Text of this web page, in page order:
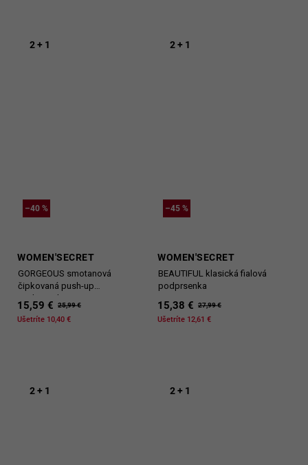
2 + 1
–40 %
WOMEN'SECRET
GORGEOUS smotanová
čipkovaná push-up
podprsenka
15,59 € 25,99 €
Ušetríte 10,40 €
2 + 1
–45 %
WOMEN'SECRET
BEAUTIFUL klasická fialová
podprsenka
15,38 € 27,99 €
Ušetríte 12,61 €
2 + 1 2 + 1